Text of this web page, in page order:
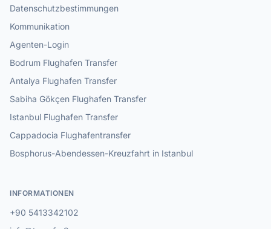
Datenschutzbestimmungen
Kommunikation
Agenten-Login
Bodrum Flughafen Transfer
Antalya Flughafen Transfer
Sabiha Gökçen Flughafen Transfer
Istanbul Flughafen Transfer
Cappadocia Flughafentransfer
Bosphorus-Abendessen-Kreuzfahrt in Istanbul
INFORMATIONEN
+90 5413342102